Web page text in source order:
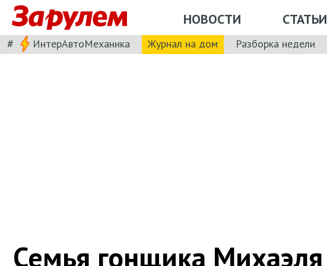
НОВОСТИ СТАТЬИ
# ИнтерАвтоМеханика Журнал на дом Разборка недели
Семья гонщика Михаэля